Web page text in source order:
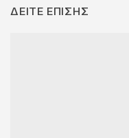
ΔΕΊΤΕ ΕΠΊΣΗΣ